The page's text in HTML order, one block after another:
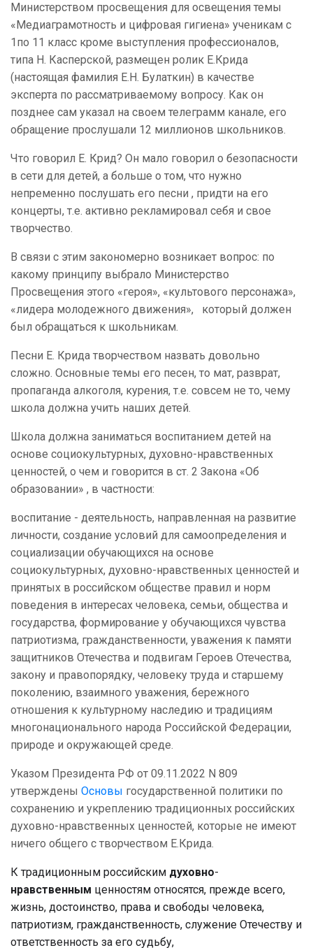
Министерством просвещения для освещения темы
«Медиаграмотность и цифровая гигиена» ученикам с
1по 11 класс кроме выступления профессионалов,
типа Н. Касперской, размещен ролик Е.Крида
(настоящая фамилия Е.Н. Булаткин) в качестве
эксперта по рассматриваемому вопросу. Как он
позднее сам указал на своем телеграмм канале, его
обращение прослушали 12 миллионов школьников.
Что говорил Е. Крид? Он мало говорил о безопасности
в сети для детей, а больше о том, что нужно
непременно послушать его песни , придти на его
концерты, т.е. активно рекламировал себя и свое
творчество.
В связи с этим закономерно возникает вопрос: по
какому принципу выбрало Министерство
Просвещения этого «героя», «культового персонажа»,
«лидера молодежного движения», который должен
был обращаться к школьникам.
Песни Е. Крида творчеством назвать довольно
сложно. Основные темы его песен, то мат, разврат,
пропаганда алкоголя, курения, т.е. совсем не то, чему
школа должна учить наших детей.
Школа должна заниматься воспитанием детей на
основе социокультурных, духовно-нравственных
ценностей, о чем и говорится в ст. 2 Закона «Об
образовании» , в частности:
воспитание - деятельность, направленная на развитие
личности, создание условий для самоопределения и
социализации обучающихся на основе
социокультурных, духовно-нравственных ценностей и
принятых в российском обществе правил и норм
поведения в интересах человека, семьи, общества и
государства, формирование у обучающихся чувства
патриотизма, гражданственности, уважения к памяти
защитников Отечества и подвигам Героев Отечества,
закону и правопорядку, человеку труда и старшему
поколению, взаимного уважения, бережного
отношения к культурному наследию и традициям
многонационального народа Российской Федерации,
природе и окружающей среде.
Указом Президента РФ от 09.11.2022 N 809
утверждены Основы государственной политики по
сохранению и укреплению традиционных российских
духовно-нравственных ценностей, которые не имеют
ничего общего с творчеством Е.Крида.
К традиционным российским духовно-
нравственным ценностям относятся, прежде всего,
жизнь, достоинство, права и свободы человека,
патриотизм, гражданственность, служение Отечеству и
ответственность за его судьбу,